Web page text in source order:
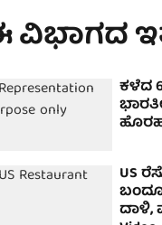
ವಿಭಾಗದ
ಕಳೆದ
US
ದಾಳಿ,